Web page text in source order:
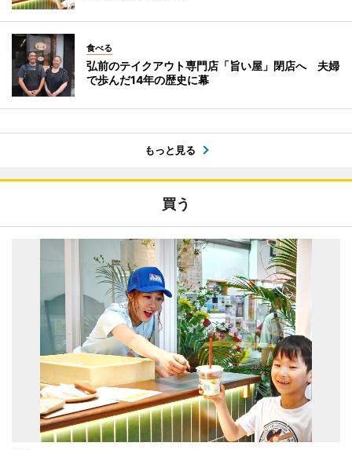
食べる
弘前のテイクアウト専門店「旨い屋」閉店へ 夫婦
で歩んだ14年の歴史に幕
もっと見る
買う